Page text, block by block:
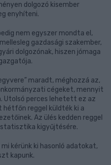
dolgozó kisember
enyhíteni.
nem egyszer mondta el,
gazdasági szakember,
dolgozónak, hiszen jómaga
maradt, méghozzá az,
cégeket, mennyit
perces lehetett ez az
reggel küldték ki a
Az ülés kedden reggel
kigyűjtésére.
kérünk ki hasonló adatokat,
kapunk.